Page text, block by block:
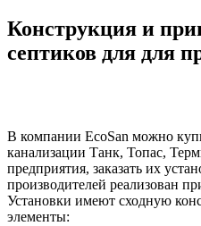
Конструкция и
септиков для для
В компании EcoSan можно
канализации Танк, Топас,
предприятия, заказать их
производителей реализован
Установки имеют сходную
элементы: